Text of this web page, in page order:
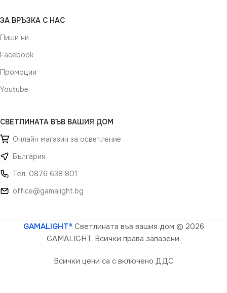
ЗА ВРЪЗКА С НАС
Пиши ни
Facebook
Промоции
Youtube
СВЕТЛИНАТА ВЪВ ВАШИЯ ДОМ
Онлайн магазин за осветление
България
Тел: 0876 638 801
office@gamalight.bg
GAMALIGHT® Светлината във вашия дом © 2026
GAMALIGHT. Всички права запазени.
Всички цени са с включено ДДС